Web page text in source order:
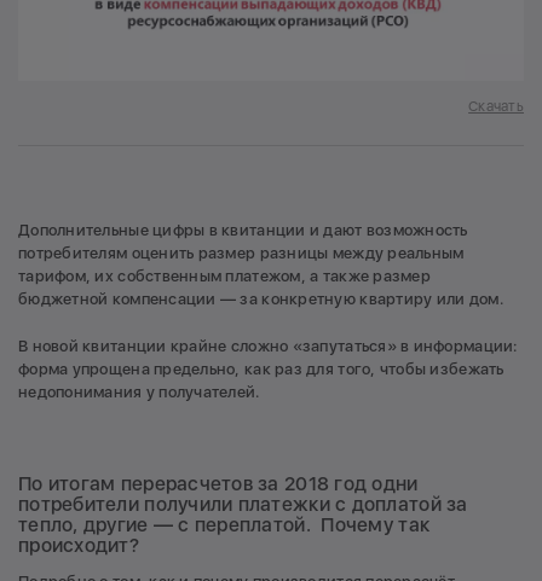
Скачать
Дополнительные цифры в квитанции и дают возможность
потребителям оценить размер разницы между реальным
тарифом, их собственным платежом, а также размер
бюджетной компенсации — за конкретную квартиру или дом.
В новой квитанции крайне сложно «запутаться» в информации:
форма упрощена предельно, как раз для того, чтобы избежать
недопонимания у получателей.
По итогам перерасчетов за 2018 год одни
потребители получили платежки с доплатой за
тепло, другие — с переплатой. Почему так
происходит?